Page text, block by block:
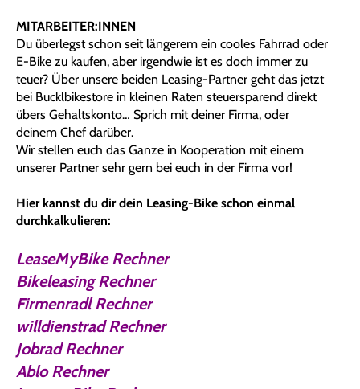
MITARBEITER:INNEN
Du überlegst schon seit längerem ein cooles Fahrrad oder
E-Bike zu kaufen, aber irgendwie ist es doch immer zu
teuer? Über unsere beiden Leasing-Partner geht das jetzt
bei Bucklbikestore in kleinen Raten steuersparend direkt
übers Gehaltskonto… Sprich mit deiner Firma, oder
deinem Chef darüber.
Wir stellen euch das Ganze in Kooperation mit einem
unserer Partner sehr gern bei euch in der Firma vor!
Hier kannst du dir dein Leasing-Bike schon einmal
durchkalkulieren:
LeaseMyBike Rechner
Bikeleasing Rechner
Firmenradl Rechner
willdienstrad Rechner
Jobrad Rechner
Ablo Rechner